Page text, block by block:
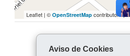
Leaflet | © OpenStreetMap contributors | ©
Aviso de Cookies